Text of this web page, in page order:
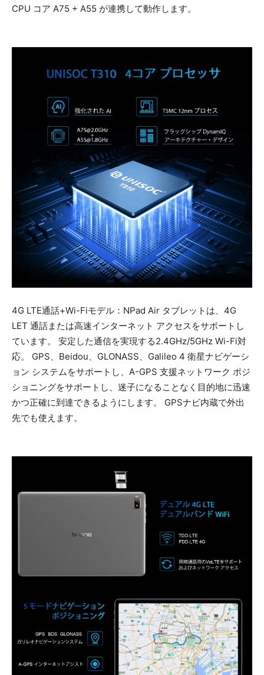
CPU コア A75 + A55 が連携して動作します。
4G LTE通話+Wi-Fiモデル：NPad Air タブレットは、4G
LET 通話または高速インターネット アクセスをサポートし
ています。 安定した通信を実現する2.4GHz/5GHz Wi-Fi対
応。 GPS、Beidou、GLONASS、Galileo 4 衛星ナビゲーシ
ョン システムをサポートし、A-GPS 支援ネットワーク ポジ
ショニングをサポートし、迷子になることなく目的地に迅速
かつ正確に到達できるようにします。 GPSナビ内蔵で外出
先でも使えます。